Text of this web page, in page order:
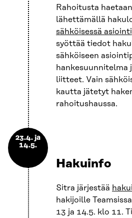
Rahoitusta
lähettämällä
sähköisessä
syöttää tiedot
sähköiseen
hankesuunnitelma
liitteet. Vain
kautta jätetyt
rahoitushaussa.
23.4. ja
14.5.
Hakuinfo
Sitra järjestää
hakijoille
13 ja 14.5. klo 11.